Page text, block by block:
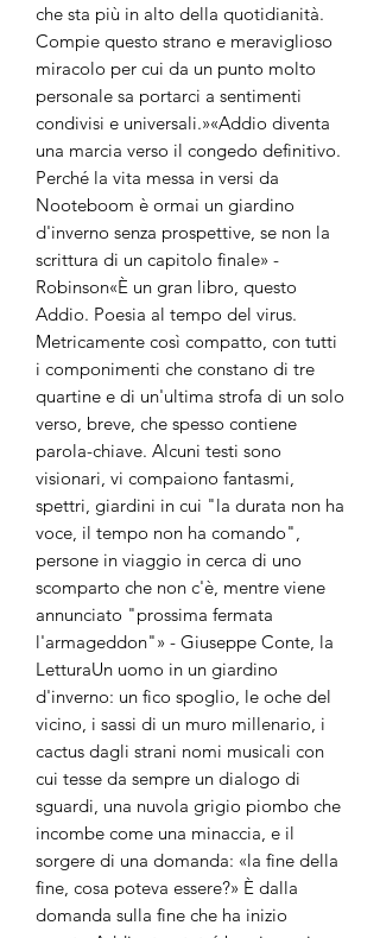
che sta più in alto della quotidianità.
Compie questo strano e meraviglioso
miracolo per cui da un punto molto
personale sa portarci a sentimenti
condivisi e universali.»«Addio diventa
una marcia verso il congedo definitivo.
Perché la vita messa in versi da
Nooteboom è ormai un giardino
d'inverno senza prospettive, se non la
scrittura di un capitolo finale» -
Robinson«È un gran libro, questo
Addio. Poesia al tempo del virus.
Metricamente così compatto, con tutti
i componimenti che constano di tre
quartine e di un'ultima strofa di un solo
verso, breve, che spesso contiene
parola-chiave. Alcuni testi sono
visionari, vi compaiono fantasmi,
spettri, giardini in cui "la durata non ha
voce, il tempo non ha comando",
persone in viaggio in cerca di uno
scomparto che non c'è, mentre viene
annunciato "prossima fermata
l'armageddon"» - Giuseppe Conte, la
LetturaUn uomo in un giardino
d'inverno: un fico spoglio, le oche del
vicino, i sassi di un muro millenario, i
cactus dagli strani nomi musicali con
cui tesse da sempre un dialogo di
sguardi, una nuvola grigio piombo che
incombe come una minaccia, e il
sorgere di una domanda: «la fine della
fine, cosa poteva essere?» È dalla
domanda sulla fine che ha inizio